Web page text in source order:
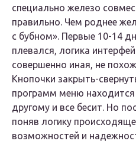
специально железо
правильно. Чем роднее
с бубном». Первые 10-14
плевался, логика
совершенно иная, не
Кнопочки закрыть-
программ меню находится
другому и все бесит. Но
поняв логику
возможностей и